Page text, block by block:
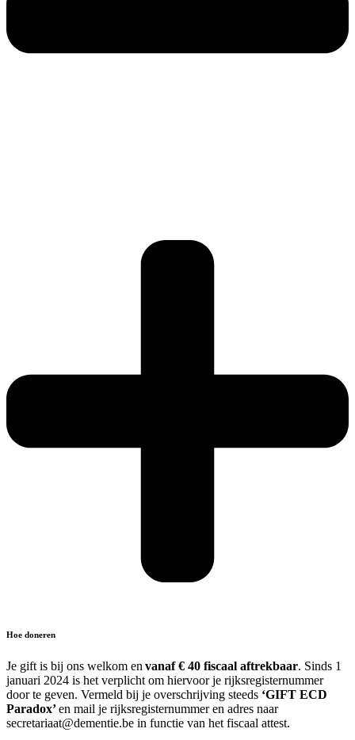
Hoe doneren
Je gift is bij ons welkom en vanaf € 40 fiscaal aftrekbaar. Sinds 1
januari 2024 is het verplicht om hiervoor je rijksregisternummer
door te geven. Vermeld bij je overschrijving steeds ‘GIFT ECD
Paradox’en mail je rijksregisternummer en adres naar
secretariaat@dementie.be in functie van het fiscaal attest.